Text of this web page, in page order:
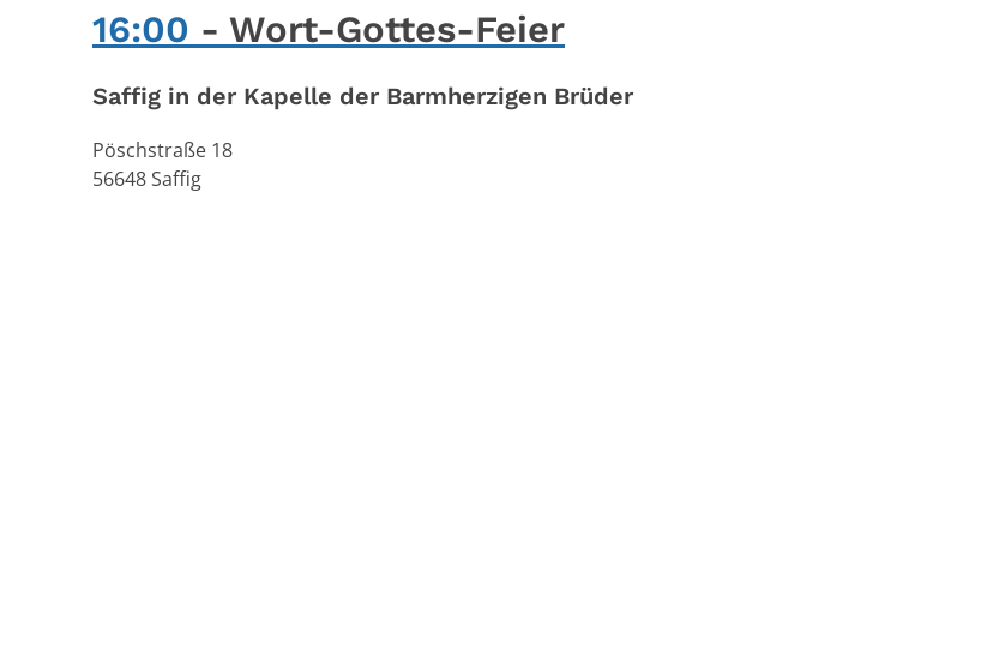
16:00 Wort-Gottes-Feier
Saffig in der Kapelle der Barmherzigen Brüder
Pöschstraße 18
56648Saffig